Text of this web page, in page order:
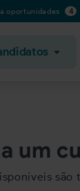
oportunidades 4
um